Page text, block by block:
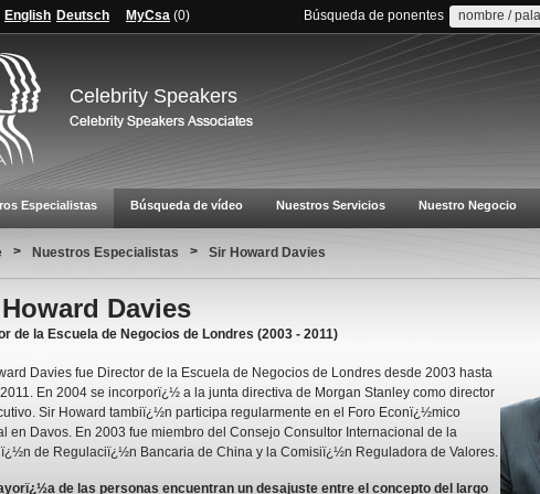
English Deutsch MyCsa (0) Búsqueda de ponentes
Celebrity Speakers
Especialistas Búsqueda de vídeo Nuestros Servicios Nuestro Negocio
> Nuestros Especialistas > Sir Howard Davies
Davies
de la Escuela de Negocios de Londres (2003 - 2011)
Davies fue Director de la Escuela de Negocios de Londres desde 2003 hasta
En 2004 se incorporï¿½ a la junta directiva de Morgan Stanley como director
Sir Howard tambiï¿½n participa regularmente en el Foro Econï¿½mico
en Davos. En 2003 fue miembro del Consejo Consultor Internacional de la
de Regulaciï¿½n Bancaria de China y la Comisiï¿½n Reguladora de Valores.
de las personas encuentran un desajuste entre el concepto del largo